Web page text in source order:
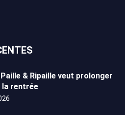
& Ripaille veut prolonger
la rentrée